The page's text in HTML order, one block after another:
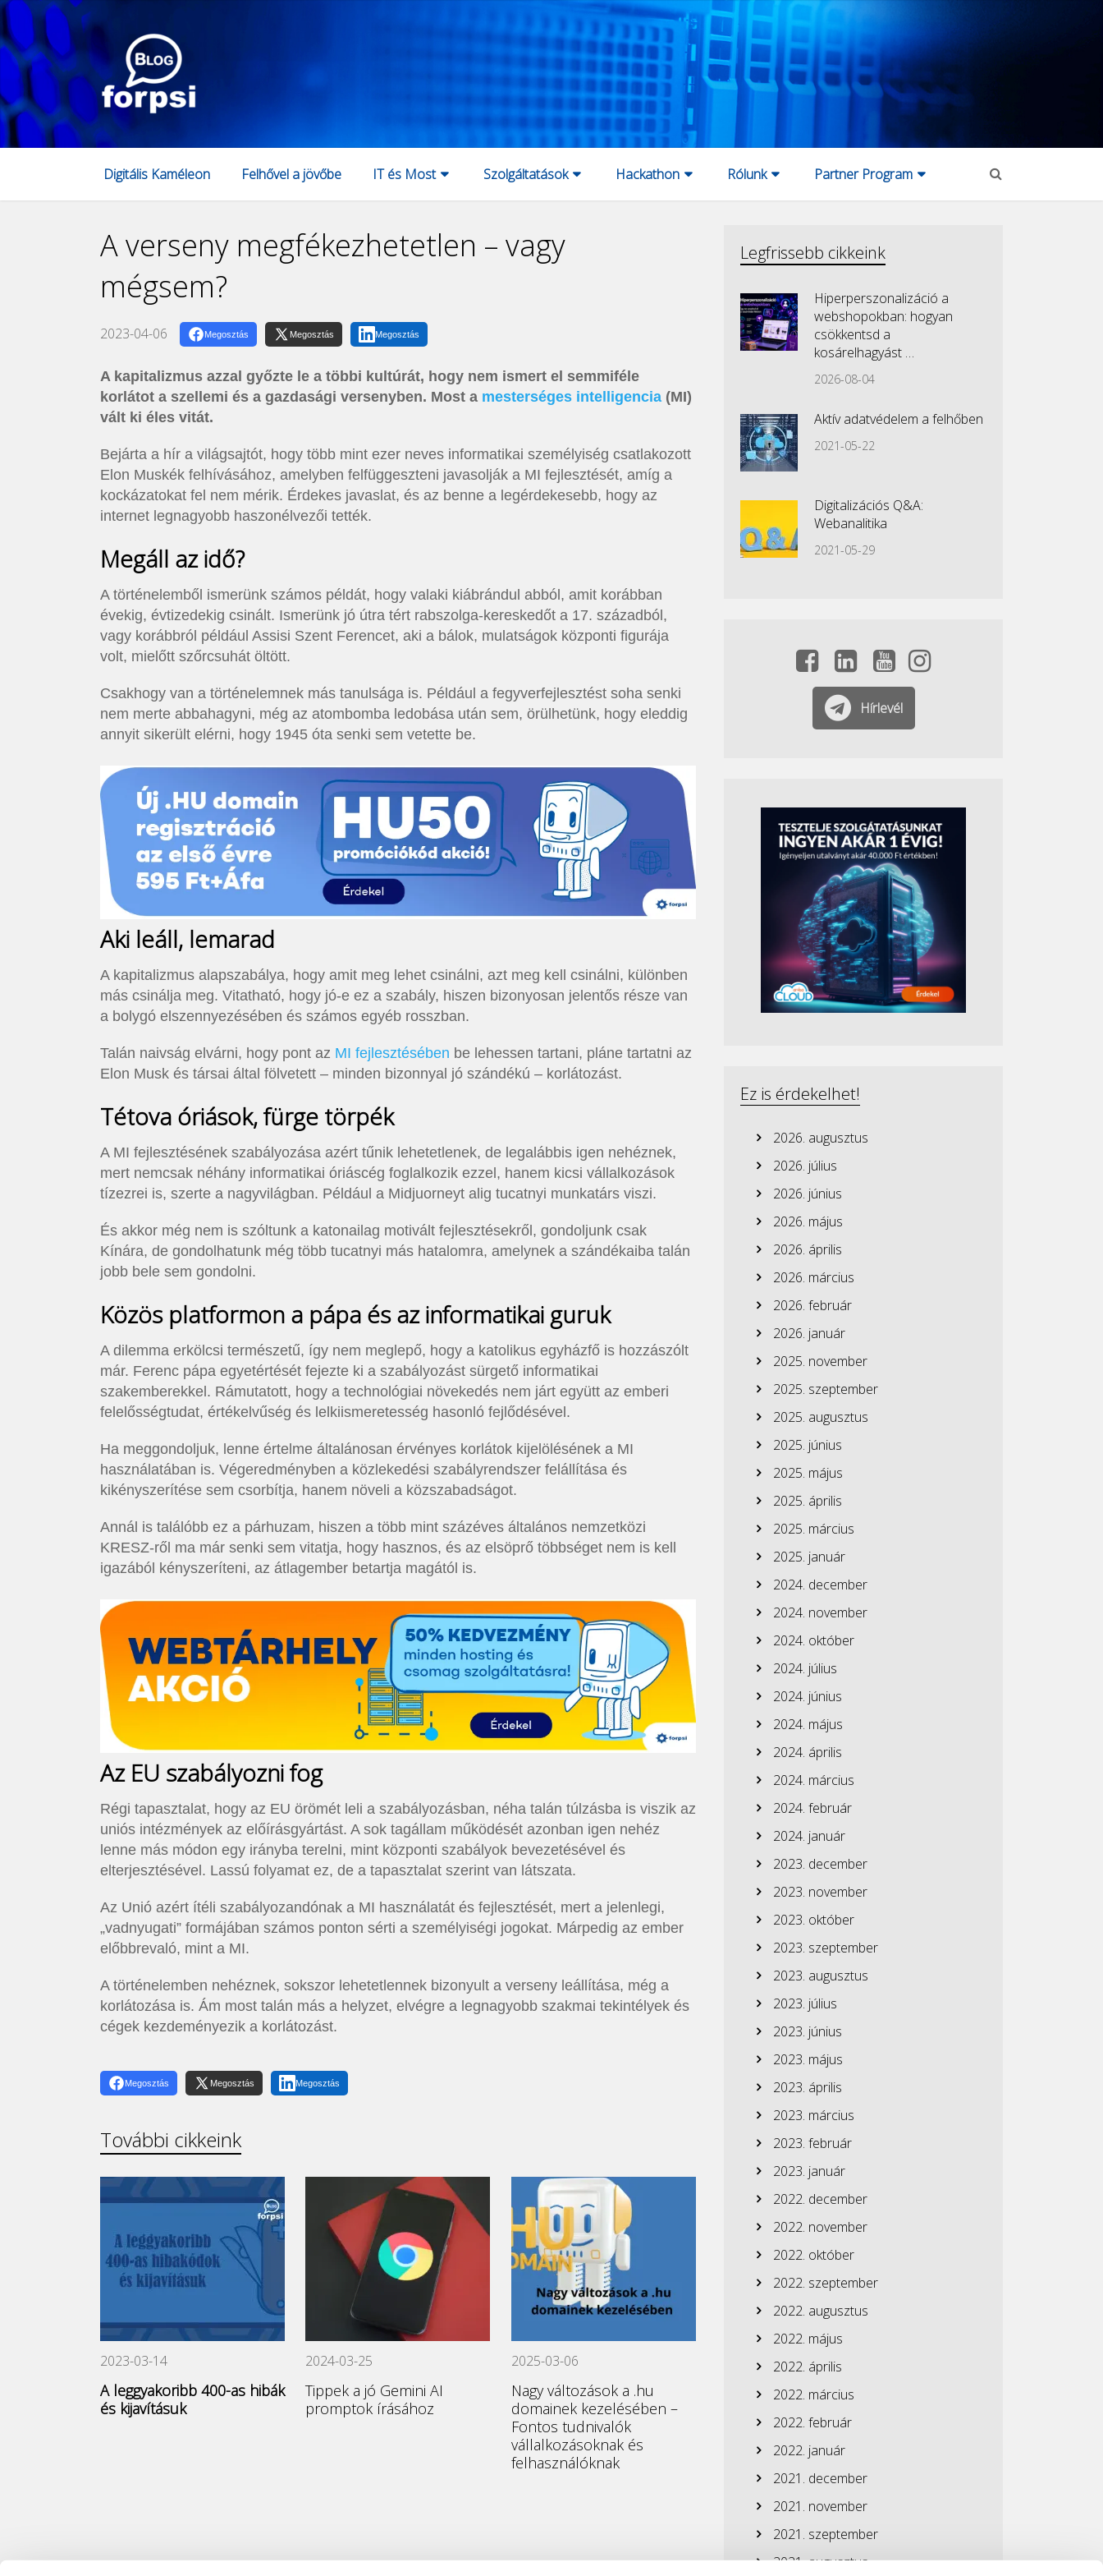
Digitális Kaméleon Felhővel a jövőbe IT és Most Szolgáltatások Hackathon Rólunk Partner Program
A verseny megfékezhetetlen – vagy
mégsem?
2023-04-06 Megosztás Megosztás Megosztás
A kapitalizmus azzal győzte le a többi kultúrát, hogy nem ismert el semmiféle
korlátot a szellemi és a gazdasági versenyben. Most a mesterséges intelligencia (MI)
vált ki éles vitát.
Bejárta a hír a világsajtót, hogy több mint ezer neves informatikai személyiség csatlakozott
Elon Muskék felhívásához, amelyben felfüggeszteni javasolják a MI fejlesztését, amíg a
kockázatokat fel nem mérik. Érdekes javaslat, és az benne a legérdekesebb, hogy az
internet legnagyobb haszonélvezői tették.
Megáll az idő?
A történelemből ismerünk számos példát, hogy valaki kiábrándul abból, amit korábban
évekig, évtizedekig csinált. Ismerünk jó útra tért rabszolga-kereskedőt a 17. századból,
vagy korábbról például Assisi Szent Ferencet, aki a bálok, mulatságok központi figurája
volt, mielőtt szőrcsuhát öltött.
Csakhogy van a történelemnek más tanulsága is. Például a fegyverfejlesztést soha senki
nem merte abbahagyni, még az atombomba ledobása után sem, örülhetünk, hogy eleddig
annyit sikerült elérni, hogy 1945 óta senki sem vetette be.
Aki leáll, lemarad
A kapitalizmus alapszabálya, hogy amit meg lehet csinálni, azt meg kell csinálni, különben
más csinálja meg. Vitatható, hogy jó-e ez a szabály, hiszen bizonyosan jelentős része van
a bolygó elszennyezésében és számos egyéb rosszban.
Talán naivság elvárni, hogy pont az MI fejlesztésében be lehessen tartani, pláne tartatni az
Elon Musk és társai által fölvetett – minden bizonnyal jó szándékú – korlátozást.
Tétova óriások, fürge törpék
A MI fejlesztésének szabályozása azért tűnik lehetetlenek, de legalábbis igen nehéznek,
mert nemcsak néhány informatikai óriáscég foglalkozik ezzel, hanem kicsi vállalkozások
tízezrei is, szerte a nagyvilágban. Például a Midjuorneyt alig tucatnyi munkatárs viszi.
És akkor még nem is szóltunk a katonailag motivált fejlesztésekről, gondoljunk csak
Kínára, de gondolhatunk még több tucatnyi más hatalomra, amelynek a szándékaiba talán
jobb bele sem gondolni.
Közös platformon a pápa és az informatikai guruk
A dilemma erkölcsi természetű, így nem meglepő, hogy a katolikus egyházfő is hozzászólt
már. Ferenc pápa egyetértését fejezte ki a szabályozást sürgető informatikai
szakemberekkel. Rámutatott, hogy a technológiai növekedés nem járt együtt az emberi
felelősségtudat, értékelvűség és lelkiismeretesség hasonló fejlődésével.
Ha meggondoljuk, lenne értelme általánosan érvényes korlátok kijelölésének a MI
használatában is. Végeredményben a közlekedési szabályrendszer felállítása és
kikényszerítése sem csorbítja, hanem növeli a közszabadságot.
Annál is találóbb ez a párhuzam, hiszen a több mint százéves általános nemzetközi
KRESZ-ről ma már senki sem vitatja, hogy hasznos, és az elsöprő többséget nem is kell
igazából kényszeríteni, az átlagember betartja magától is.
Az EU szabályozni fog
Régi tapasztalat, hogy az EU örömét leli a szabályozásban, néha talán túlzásba is viszik az
uniós intézmények az előírásgyártást. A sok tagállam működését azonban igen nehéz
lenne más módon egy irányba terelni, mint központi szabályok bevezetésével és
elterjesztésével. Lassú folyamat ez, de a tapasztalat szerint van látszata.
Az Unió azért ítéli szabályozandónak a MI használatát és fejlesztését, mert a jelenlegi,
„vadnyugati” formájában számos ponton sérti a személyiségi jogokat. Márpedig az ember
előbbrevaló, mint a MI.
A történelemben nehéznek, sokszor lehetetlennek bizonyult a verseny leállítása, még a
korlátozása is. Ám most talán más a helyzet, elvégre a legnagyobb szakmai tekintélyek és
cégek kezdeményezik a korlátozást.
Megosztás Megosztás Megosztás
További cikkeink
2023-03-14
A leggyakoribb 400-as hibák
és kijavításuk
2024-03-25
Tippek a jó Gemini AI
promptok írásához
2025-03-06
Nagy változások a .hu
domainek kezelésében –
Fontos tudnivalók
vállalkozásoknak és
felhasználóknak
Legfrissebb cikkeink
Hiperperszonalizáció a
webshopokban: hogyan
csökkentsd a
kosárelhagyást …
2026-08-04
Aktív adatvédelem a felhőben
2021-05-22
Digitalizációs Q&A:
Webanalitika
2021-05-29
Hírlevél
Ez is érdekelhet!
2026. augusztus
2026. július
2026. június
2026. május
2026. április
2026. március
2026. február
2026. január
2025. november
2025. szeptember
2025. augusztus
2025. június
2025. május
2025. április
2025. március
2025. január
2024. december
2024. november
2024. október
2024. július
2024. június
2024. május
2024. április
2024. március
2024. február
2024. január
2023. december
2023. november
2023. október
2023. szeptember
2023. augusztus
2023. július
2023. június
2023. május
2023. április
2023. március
2023. február
2023. január
2022. december
2022. november
2022. október
2022. szeptember
2022. augusztus
2022. május
2022. április
2022. március
2022. február
2022. január
2021. december
2021. november
2021. szeptember
2021. augusztus